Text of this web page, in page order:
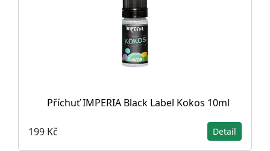
Příchuť IMPERIA Black Label Kokos 10ml
199 Kč Detail